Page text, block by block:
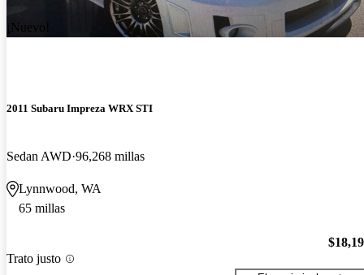
¡Nuevo!
2011 Subaru Impreza WRX STI
Sedan AWD 96,268 millas
Lynnwood, WA
65 millas
Trato justo